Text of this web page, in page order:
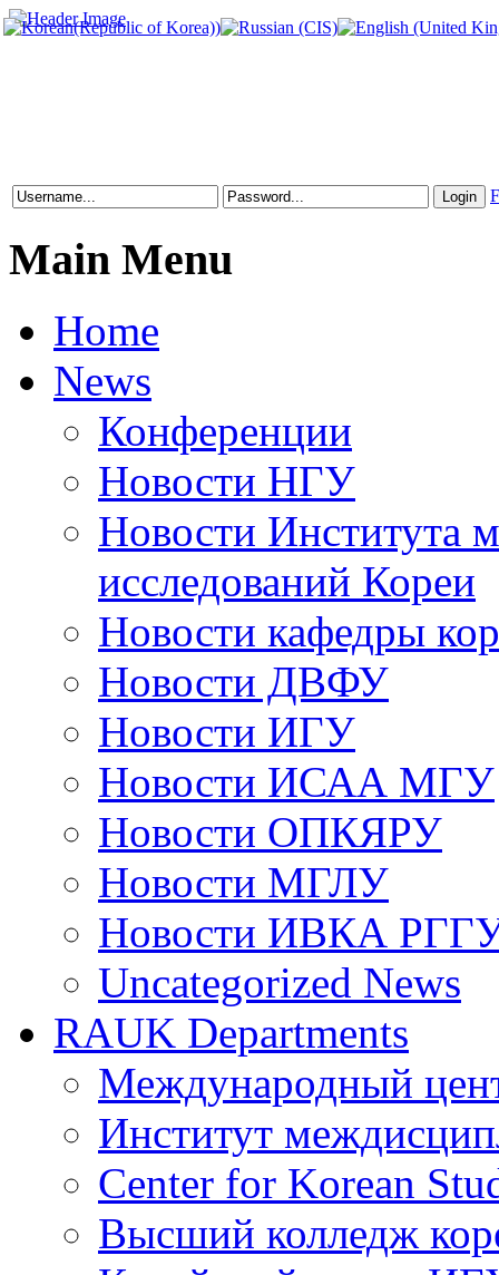
Main Menu
Home
News
Конференции
Новости НГУ
Новости Института
исследований Кореи
Новости кафедры
Новости ДВФУ
Новости ИГУ
Новости ИСАА МГУ
Новости ОПКЯРУ
Новости МГЛУ
Новости ИВКА
Uncategorized News
RAUK Departments
Международный
Институт
Center for Korean
Высший колледж